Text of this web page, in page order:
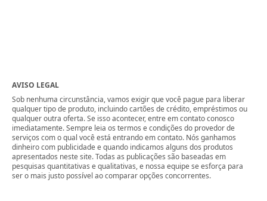
AVISO LEGAL
Sob nenhuma circunstância, vamos exigir que você pague para liberar
qualquer tipo de produto, incluindo cartões de crédito, empréstimos ou
qualquer outra oferta. Se isso acontecer, entre em contato conosco
imediatamente. Sempre leia os termos e condições do provedor de
serviços com o qual você está entrando em contato. Nós ganhamos
dinheiro com publicidade e quando indicamos alguns dos produtos
apresentados neste site. Todas as publicações são baseadas em
pesquisas quantitativas e qualitativas, e nossa equipe se esforça para
ser o mais justo possível ao comparar opções concorrentes.